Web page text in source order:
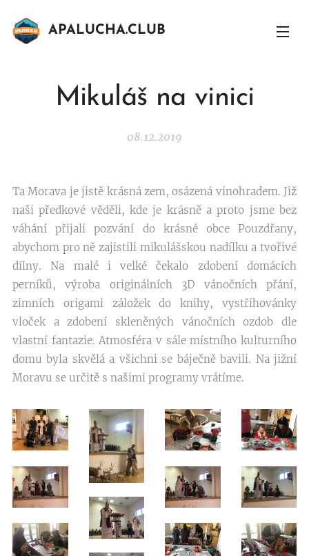
APALUCHA.CLUB
Mikuláš na vinici
08.12.2019
Ta Morava je jistě krásná zem, osázená vinohradem. Již
naši předkové věděli, kde je krásně a proto jsme bez
váhání přijali pozvání do krásné obce Pouzdřany,
abychom pro ně zajistili mikulášskou nadílku a tvořivé
dílny. Na malé i velké čekalo zdobení domácích
perníků, výroba originálních 3D vánočních přání,
zimních origami záložek do knihy, vystřihovánky
vloček a zdobení skleněných vánočních ozdob dle
vlastní fantazie. Atmosféra v sále místního kulturního
domu byla skvělá a všichni se báječně bavili. Na jižní
Moravu se určitě s našimi programy vrátíme.